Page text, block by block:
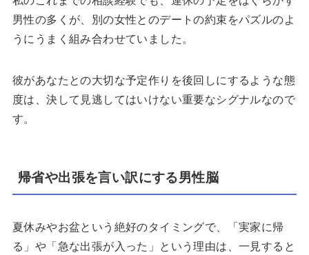
男性の多くが、別の女性とのデートの約束をパズルのよ
うにうまく組み合わせていました。
彼があなたとの大切な予定作りを後回しにするような態
度は、決して見逃してはいけない重要なシグナルなので
す。
帰省や出張を言い訳にする男性脳
夏休みやお盆という絶好のタイミングで、「実家に帰
る」や「急な出張が入った」という理由は、一見すると